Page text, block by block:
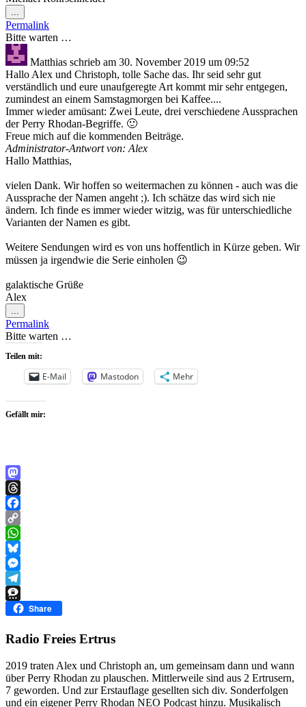
Metabox
ein-/ausblenden.
Permalink
Bitte warten …
Matthias schrieb am 30. November 2019 um 09:52
Hallo Alex und Christoph, tolle Sache das. Ihr seid sehr gut
verständlich und eure unaufgeregte Art kommt mir sehr entgegen,
zumindest an einem Samstagmorgen bei Kaffee....
Immer wieder amüsant: Zwei Leute, drei verschiedene Aussprachen
der Perry Rhodan-Begriffe. 🙂
Freue mich auf die kommenden Beiträge.
Administrator-Antwort von: Alex
Hallo Matthias,
vielen Dank. Wir hoffen so weitermachen zu können - auch was die
Aussprache der Namen angeht ;). Ich schätze das wird sich nie
ändern. Ich finde es immer wieder witzig, was für unterschiedliche
Varianten der Namen es gibt.
Weitere Sendungen wird es von uns hoffentlich in Kürze geben. Wir
müssen ja irgendwie die Serie einholen 😉
galaktische Grüße
Alex
Metabox
ein-/ausblenden.
Permalink
Bitte warten …
Teilen mit:
E-Mail Mastodon Mehr
Gefällt mir:
Mastodon
Threads
Facebook
Copy
Link
WhatsApp
Bluesky
Messenger
Telegram
Threema
Share
Radio Freies Ertrus
2019 traten Alex und Christoph an, um gemeinsam dann und wann
über Perry Rhodan zu plauschen. Mittlerweile sind aus 2 Ertrusern,
7 geworden. Und zur Erstauflage gesellten sich div. Sonderfolgen
und ein eigener Perry Rhodan NEO Podcast hinzu. Musikalisch